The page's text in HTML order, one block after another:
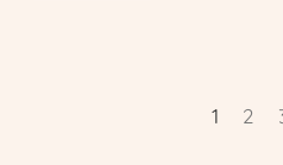
1 2